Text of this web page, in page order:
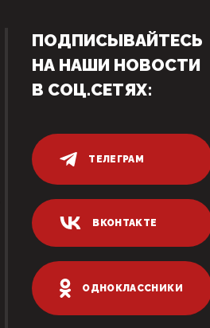
ПОДПИСЫВАЙТЕСЬ
НА НАШИ НОВОСТИ
В СОЦ.СЕТЯХ:
ТЕЛЕГРАМ
ВКОНТАКТЕ
ОДНОКЛАССНИКИ